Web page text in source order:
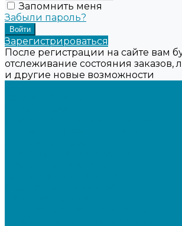
Запомнить меня
Забыли пароль?
Зарегистрироваться
После регистрации на сайте вам
отслеживание состояния заказов,
и другие новые возможности